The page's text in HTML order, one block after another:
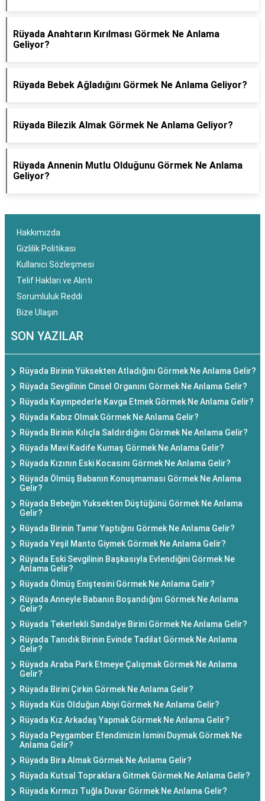
Rüyada Anahtarın Kırılması Görmek Ne Anlama
Geliyor?
Rüyada Bebek Ağladığını Görmek Ne Anlama Geliyor?
Rüyada Bilezik Almak Görmek Ne Anlama Geliyor?
Rüyada Annenin Mutlu Olduğunu Görmek Ne Anlama
Geliyor?
Hakkımızda
Gizlilik Politikası
Kullanıcı Sözleşmesi
Telif Hakları ve Alıntı
Sorumluluk Reddi
Bize Ulaşın
SON YAZILAR
Rüyada Birinin Yüksekten Atladığını Görmek Ne Anlama Gelir?
Rüyada Sevgilinin Cinsel Organını Görmek Ne Anlama Gelir?
Rüyada Kayınpederle Kavga Etmek Görmek Ne Anlama Gelir?
Rüyada Kabız Olmak Görmek Ne Anlama Gelir?
Rüyada Birinin Kılıçla Saldırdığını Görmek Ne Anlama Gelir?
Rüyada Mavi Kadife Kumaş Görmek Ne Anlama Gelir?
Rüyada Kızının Eski Kocasını Görmek Ne Anlama Gelir?
Rüyada Ölmüş Babanın Konuşmaması Görmek Ne Anlama
Gelir?
Rüyada Bebeğin Yuksekten Düştüğünü Görmek Ne Anlama
Gelir?
Rüyada Birinin Tamir Yaptığını Görmek Ne Anlama Gelir?
Rüyada Yeşil Manto Giymek Görmek Ne Anlama Gelir?
Rüyada Eski Sevgilinin Başkasıyla Evlendiğini Görmek Ne
Anlama Gelir?
Rüyada Ölmüş Eniştesini Görmek Ne Anlama Gelir?
Rüyada Anneyle Babanın Boşandığını Görmek Ne Anlama
Gelir?
Rüyada Tekerlekli Sandalye Birini Görmek Ne Anlama Gelir?
Rüyada Tanıdık Birinin Evinde Tadilat Görmek Ne Anlama
Gelir?
Rüyada Araba Park Etmeye Çalışmak Görmek Ne Anlama
Gelir?
Rüyada Birini Çirkin Görmek Ne Anlama Gelir?
Rüyada Küs Olduğun Abiyi Görmek Ne Anlama Gelir?
Rüyada Kız Arkadaş Yapmak Görmek Ne Anlama Gelir?
Rüyada Peygamber Efendimizin İsmini Duymak Görmek Ne
Anlama Gelir?
Rüyada Bira Almak Görmek Ne Anlama Gelir?
Rüyada Kutsal Topraklara Gitmek Görmek Ne Anlama Gelir?
Rüyada Kırmızı Tuğla Duvar Görmek Ne Anlama Gelir?